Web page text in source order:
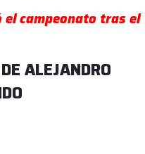
el campeonato tras el
ALEJANDRO